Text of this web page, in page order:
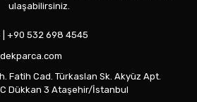
ulaşabilirsiniz.
| +90 532 698 4545
Fatih Cad. Türkaslan Sk. Akyüz Apt.
Dükkan 3 Ataşehir/İstanbul